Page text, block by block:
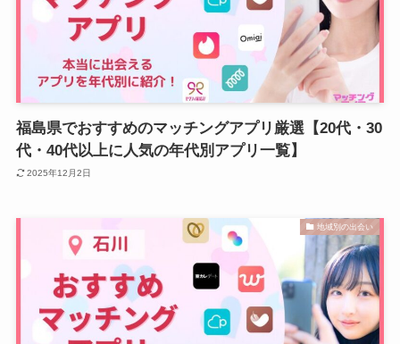
福島県でおすすめのマッチングアプリ厳選【20代・30
代・40代以上に人気の年代別アプリ一覧】
2025年12月2日
地域別の出会い